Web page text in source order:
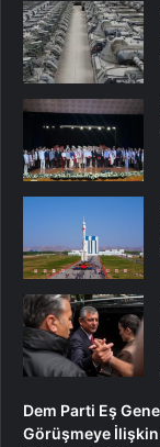
Dem Parti Eş
Görüşmeye İlişkin